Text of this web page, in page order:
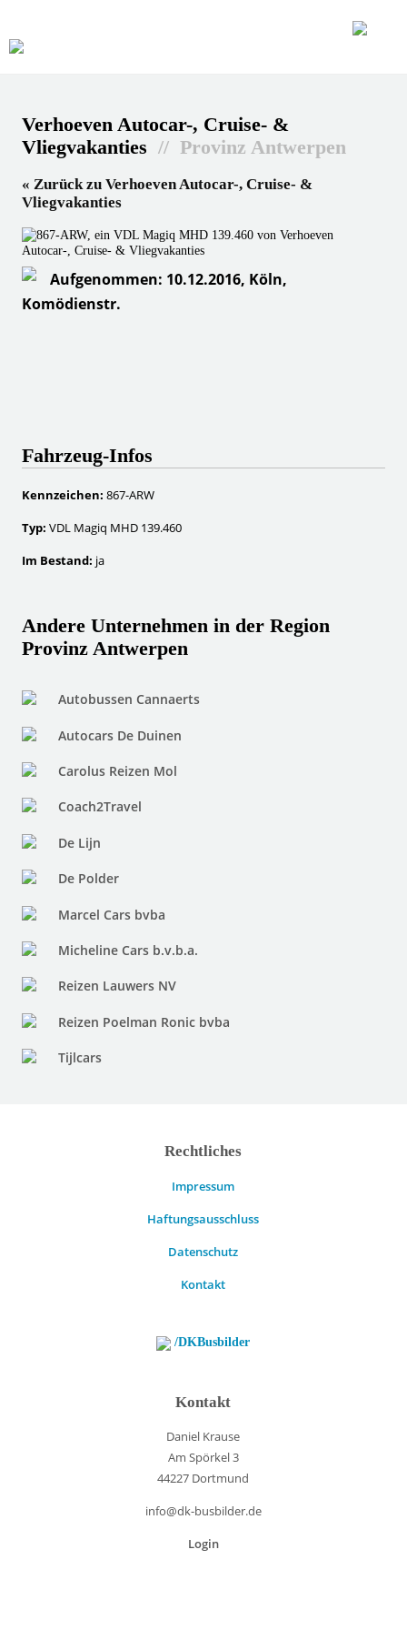
Verhoeven Autocar-, Cruise- &
Vliegvakanties // Provinz Antwerpen
« Zurück zu Verhoeven Autocar-, Cruise- &
Vliegvakanties
Aufgenommen: 10.12.2016, Köln,
Komödienstr.
Fahrzeug-Infos
Kennzeichen: 867-ARW
Typ: VDL Magiq MHD 139.460
Im Bestand: ja
Andere Unternehmen in der Region
Provinz Antwerpen
Autobussen Cannaerts
Autocars De Duinen
Carolus Reizen Mol
Coach2Travel
De Lijn
De Polder
Marcel Cars bvba
Micheline Cars b.v.b.a.
Reizen Lauwers NV
Reizen Poelman Ronic bvba
Tijlcars
Rechtliches
Impressum
Haftungsausschluss
Datenschutz
Kontakt
/DKBusbilder
Kontakt
Daniel Krause
Am Spörkel 3
44227 Dortmund
info@dk-busbilder.de
Login